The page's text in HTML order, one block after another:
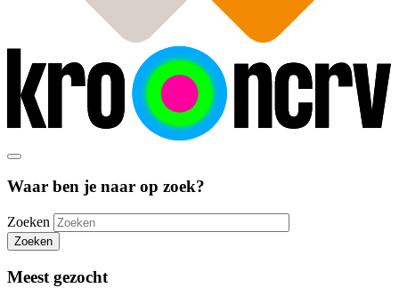
Waar ben je naar op zoek?
Zoeken
Zoeken
Meest gezocht